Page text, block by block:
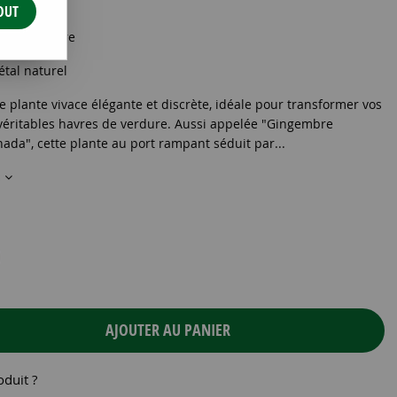
- 0,6 litre
naturel
plante vivace élégante et discrète, idéale pour transformer vos
havres de verdure. Aussi appelée "Gingembre
cette plante au port rampant séduit par...
AJOUTER AU PANIER
?